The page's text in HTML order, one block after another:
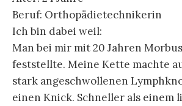
Beruf: Orthopädietechnikerin
Ich bin dabei weil:
Man bei mir mit 20 Jahren
feststellte. Meine Kette machte
stark angeschwollenen
einen Knick. Schneller als einem